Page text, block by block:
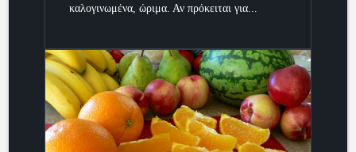
καλογινωμένα, ώριμα. Αν πρόκειται για...